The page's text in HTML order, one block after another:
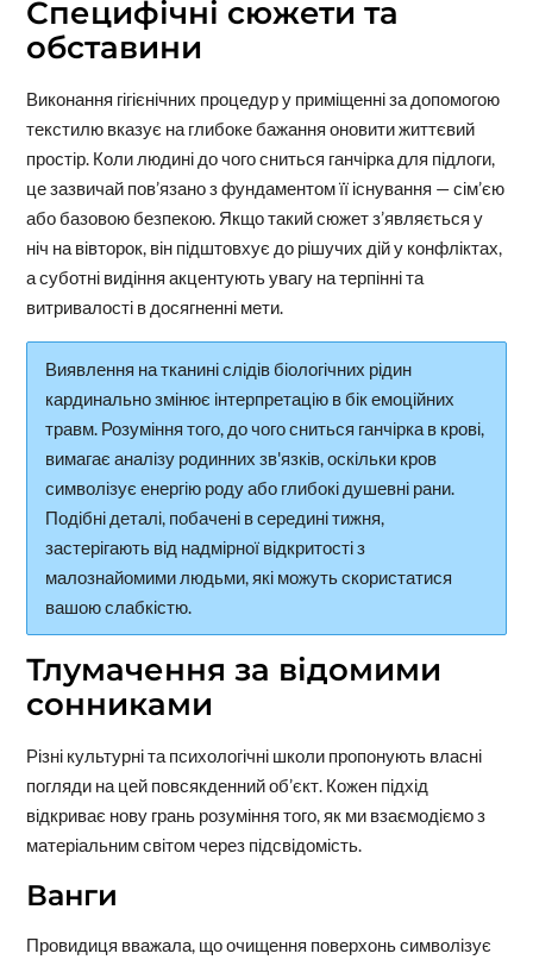
Специфічні сюжети та
обставини
Виконання гігієнічних процедур у приміщенні за допомогою
текстилю вказує на глибоке бажання оновити життєвий
простір. Коли людині до чого сниться ганчірка для підлоги,
це зазвичай пов’язано з фундаментом її існування — сім’єю
або базовою безпекою. Якщо такий сюжет з’являється у
ніч на вівторок, він підштовхує до рішучих дій у конфліктах,
а суботні видіння акцентують увагу на терпінні та
витривалості в досягненні мети.
Виявлення на тканині слідів біологічних рідин
кардинально змінює інтерпретацію в бік емоційних
травм. Розуміння того, до чого сниться ганчірка в крові,
вимагає аналізу родинних зв'язків, оскільки кров
символізує енергію роду або глибокі душевні рани.
Подібні деталі, побачені в середині тижня,
застерігають від надмірної відкритості з
малознайомими людьми, які можуть скористатися
вашою слабкістю.
Тлумачення за відомими
сонниками
Різні культурні та психологічні школи пропонують власні
погляди на цей повсякденний об’єкт. Кожен підхід
відкриває нову грань розуміння того, як ми взаємодіємо з
матеріальним світом через підсвідомість.
Ванги
Провидиця вважала, що очищення поверхонь символізує